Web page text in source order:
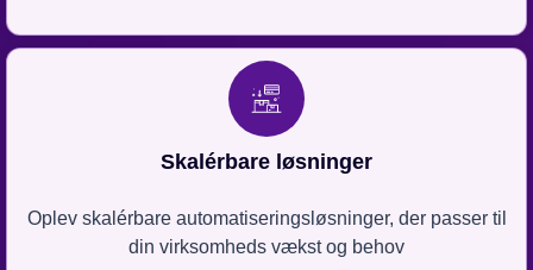
Skalérbare løsninger
Oplev skalérbare automatiseringsløsninger, der passer til
din virksomheds vækst og behov